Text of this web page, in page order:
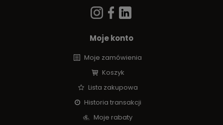
Moje konto
Moje zamówienia
Koszyk
Lista zakupowa
Historia transakcji
Moje rabaty